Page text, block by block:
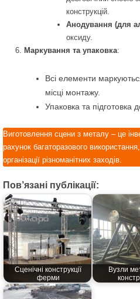
конструкцій.
Анодування (для
оксиду.
Маркування та упаковка:
Всі елементи
місці монтажу.
Упаковка та підготовка
Виготовлення сцени з металу – це
рахунок багаторазового
організації різноманітних заходів.
Пов’язані публікації:
Сценічні конструкції
ферми
Вузли